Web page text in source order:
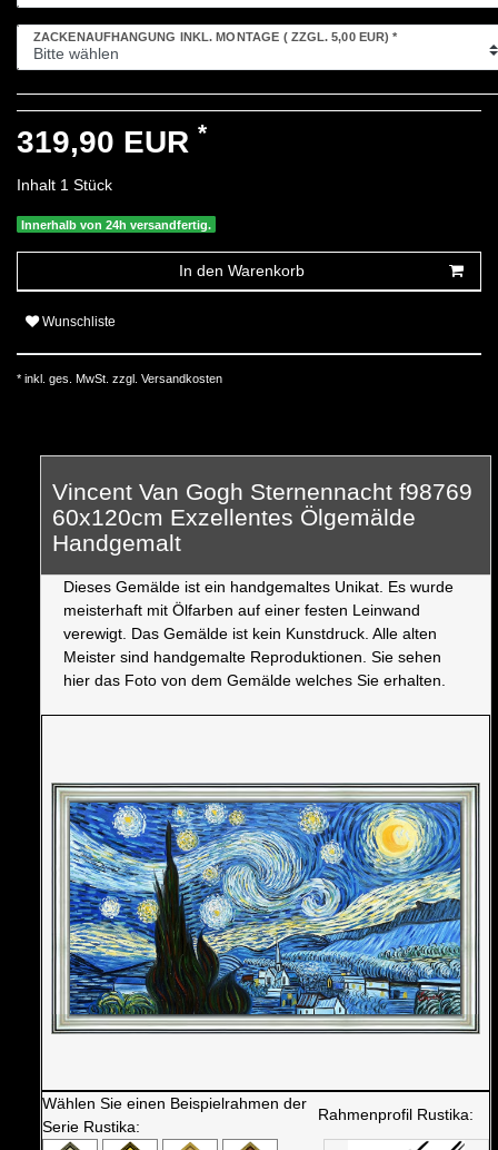
ZACKENAUFHÄNGUNG INKL. MONTAGE ( ZZGL. 5,00 EUR)*
319,90 EUR *
Inhalt 1 Stück
Innerhalb von 24h versandfertig.
In den Warenkorb
Wunschliste
* inkl. ges. MwSt. zzgl. Versandkosten
Vincent Van Gogh Sternennacht f98769
60x120cm Exzellentes Ölgemälde
Handgemalt
Dieses Gemälde ist ein handgemaltes Unikat. Es wurde
meisterhaft mit Ölfarben auf einer festen Leinwand
verewigt. Das Gemälde ist kein Kunstdruck. Alle alten
Meister sind handgemalte Reproduktionen. Sie sehen
hier das Foto von dem Gemälde welches Sie erhalten.
Wählen Sie einen Beispielrahmen der
Serie Rustika:
Rahmenprofil Rustika: